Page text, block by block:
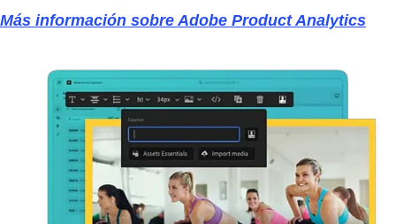
Más información sobre Adobe Product Analytics